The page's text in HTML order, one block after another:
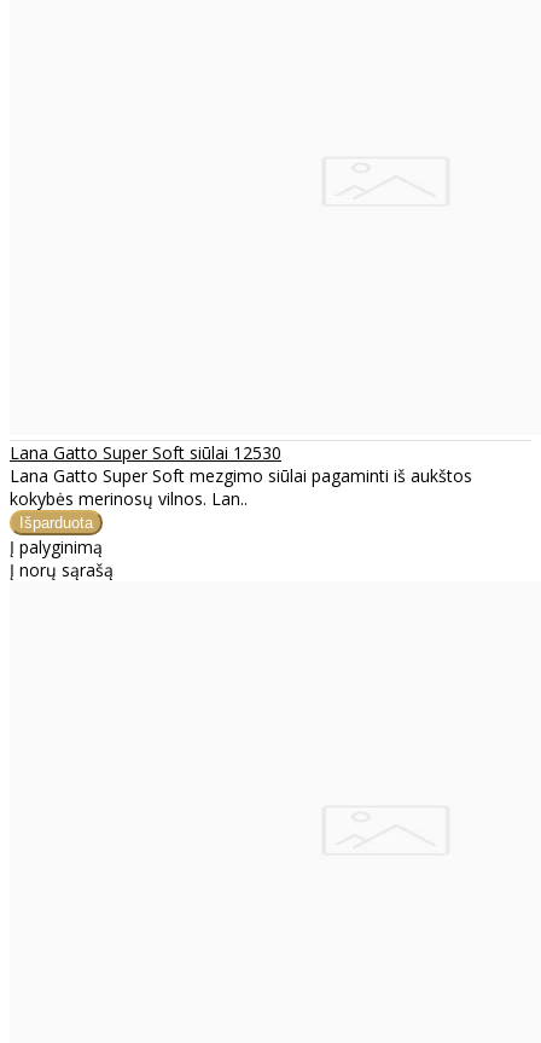
Lana Gatto Super Soft siūlai 12530
Lana Gatto Super Soft mezgimo siūlai pagaminti iš aukštos
kokybės merinosų vilnos. Lan..
Į palyginimą
Į norų sąrašą